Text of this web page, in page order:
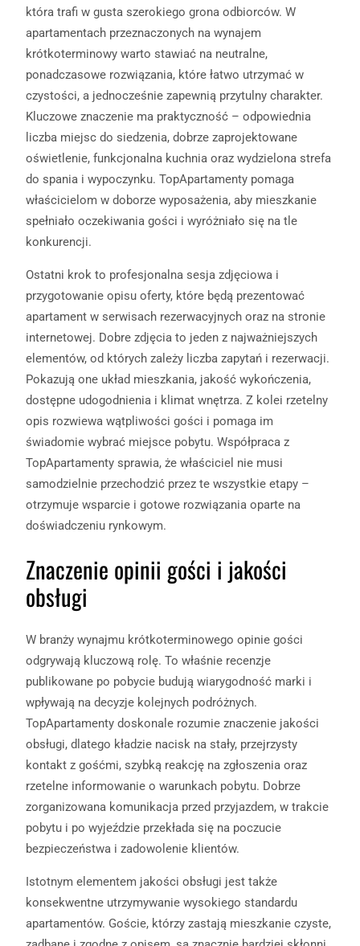
która trafi w gusta szerokiego grona odbiorców. W
apartamentach przeznaczonych na wynajem
krótkoterminowy warto stawiać na neutralne,
ponadczasowe rozwiązania, które łatwo utrzymać w
czystości, a jednocześnie zapewnią przytulny charakter.
Kluczowe znaczenie ma praktyczność – odpowiednia
liczba miejsc do siedzenia, dobrze zaprojektowane
oświetlenie, funkcjonalna kuchnia oraz wydzielona strefa
do spania i wypoczynku. TopApartamenty pomaga
właścicielom w doborze wyposażenia, aby mieszkanie
spełniało oczekiwania gości i wyróżniało się na tle
konkurencji.
Ostatni krok to profesjonalna sesja zdjęciowa i
przygotowanie opisu oferty, które będą prezentować
apartament w serwisach rezerwacyjnych oraz na stronie
internetowej. Dobre zdjęcia to jeden z najważniejszych
elementów, od których zależy liczba zapytań i rezerwacji.
Pokazują one układ mieszkania, jakość wykończenia,
dostępne udogodnienia i klimat wnętrza. Z kolei rzetelny
opis rozwiewa wątpliwości gości i pomaga im
świadomie wybrać miejsce pobytu. Współpraca z
TopApartamenty sprawia, że właściciel nie musi
samodzielnie przechodzić przez te wszystkie etapy –
otrzymuje wsparcie i gotowe rozwiązania oparte na
doświadczeniu rynkowym.
Znaczenie opinii gości i jakości
obsługi
W branży wynajmu krótkoterminowego opinie gości
odgrywają kluczową rolę. To właśnie recenzje
publikowane po pobycie budują wiarygodność marki i
wpływają na decyzje kolejnych podróżnych.
TopApartamenty doskonale rozumie znaczenie jakości
obsługi, dlatego kładzie nacisk na stały, przejrzysty
kontakt z gośćmi, szybką reakcję na zgłoszenia oraz
rzetelne informowanie o warunkach pobytu. Dobrze
zorganizowana komunikacja przed przyjazdem, w trakcie
pobytu i po wyjeździe przekłada się na poczucie
bezpieczeństwa i zadowolenie klientów.
Istotnym elementem jakości obsługi jest także
konsekwentne utrzymywanie wysokiego standardu
apartamentów. Goście, którzy zastają mieszkanie czyste,